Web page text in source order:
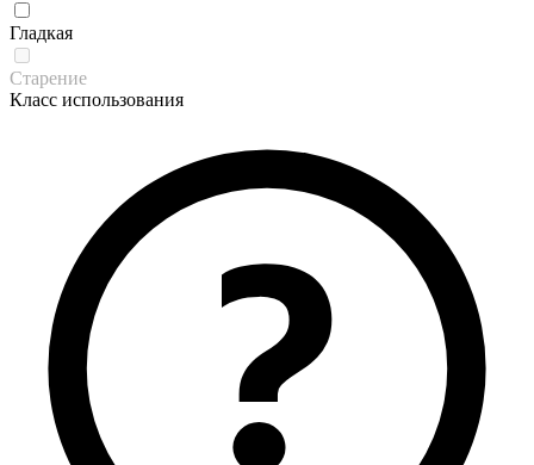
Гладкая
Старение
Класс использования